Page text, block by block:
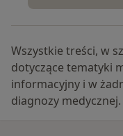
Wszystkie treści, w
dotyczące tematyki
informacyjny i w
diagnozy medycznej.